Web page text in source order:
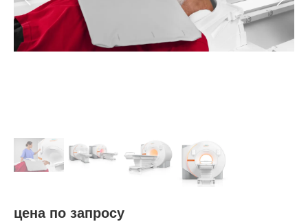
Эндоваскулярные технологии
цена по запросу